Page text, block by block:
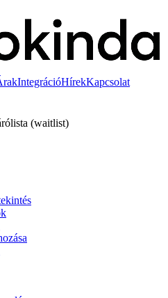
IntegrációHírekKapcsolat
(waitlist)